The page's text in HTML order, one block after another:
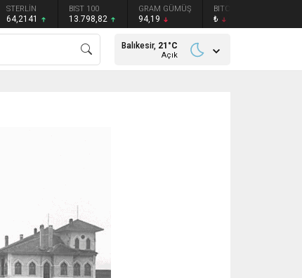
STERLİN
64,2141
BIST 100
13.798,82
GRAM GÜMÜŞ
94,19
BITCOIN
₺
Balıkesir, 21 °C
Açık